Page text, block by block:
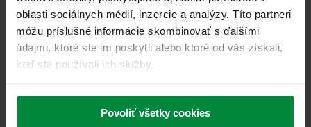
oblasti sociálnych médií, inzercie a analýzy. Títo partneri
môžu príslušné informácie skombinovať s ďalšími
údajmi, ktoré ste im poskytli alebo ktoré od vás získali,
keď ste používali ich služby.
Povoliť všetky cookies
Martina Vinceová
+421 918 389 628
Nezáväzná žiadosť